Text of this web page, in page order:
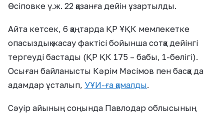
Өсіповке ү.ж. 22 қазанға дейін ұзартылды.
Айта кетсек, 6 қаңтарда ҚР ҰҚК мемлекетке
опасыздық жасау фактісі бойынша сотқа дейінгі
тергеуді бастады (ҚР ҚК 175 – бабы, 1-бөлігі).
Осыған байланысты Кәрім Мәсімов пен басқа да
адамдар ұсталып, УҰИ-ға қамалды.
Сәуір айының соңында Павлодар облысының